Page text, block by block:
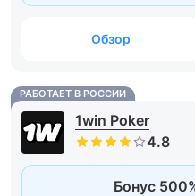
Обзор
РАБОТАЕТ В РОССИИ
1win Poker
Бонус